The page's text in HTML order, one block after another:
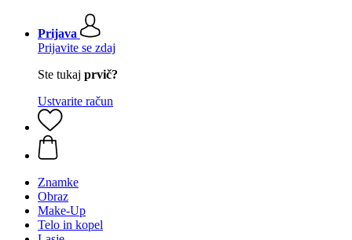
Prijava
Prijavite se zdaj
Ste tukaj prvič?
Ustvarite račun
Znamke
Obraz
Make-Up
Telo in kopel